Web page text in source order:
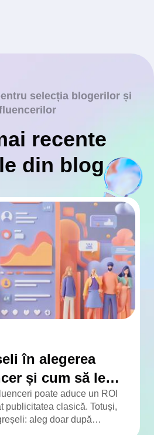
selecția blogerilor și
recente
din blog
în alegerea
și cum să le
poate aduce un ROI
publicitatea clasică. Totuși,
aleg doar după